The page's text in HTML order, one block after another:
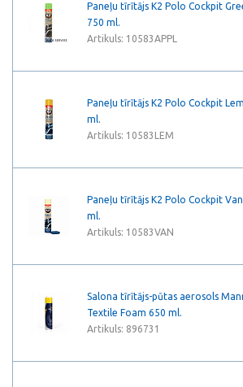
Paneļu tīrītājs K2 Polo Cockpit
750 ml.
Artikuls: 10583APPL
Paneļu tīrītājs K2 Polo Cockpit
ml.
Artikuls: 10583LEM
Paneļu tīrītājs K2 Polo Cockpit
ml.
Artikuls: 10583VAN
Salona tīrītājs-pūtas aerosols
Textile Foam 650 ml.
Artikuls: 896731